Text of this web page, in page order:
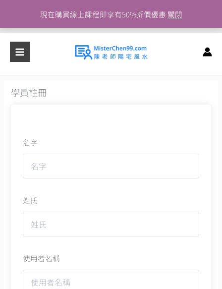
現在購買線上課程即享有50%折價優惠 關閉
主
容
學員註冊
名字
姓氏
使用者名稱